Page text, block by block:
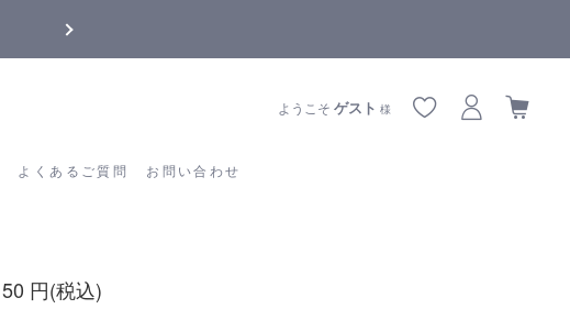
よくあるご質問 お問い合わせ
ようこそゲスト 様
ド よくあるご質問
円(税込)